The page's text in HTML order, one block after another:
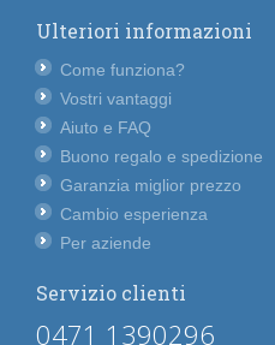
Ulteriori informazioni
Come funziona?
Vostri vantaggi
Aiuto e FAQ
Buono regalo e spedizione
Garanzia miglior prezzo
Cambio esperienza
Per aziende
Servizio clienti
0471 1390296